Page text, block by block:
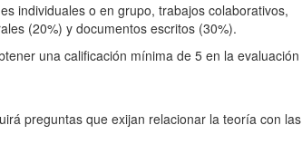
individuales o en grupo, trabajos colaborativos,
(20%) y documentos escritos (30%).
una calificación mínima de 5 en la evaluación
preguntas que exijan relacionar la teoría con las